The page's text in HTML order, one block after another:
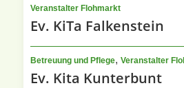
Veranstalter Flohmarkt
Ev. KiTa Falkenstein
Betreuung und Pflege, Veranstalter
Ev. Kita Kunterbunt